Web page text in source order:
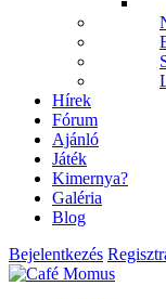
Hírek
Fórum
Ajánló
Játék
Kimernya?
Galéria
Blog
Bejelentkezés